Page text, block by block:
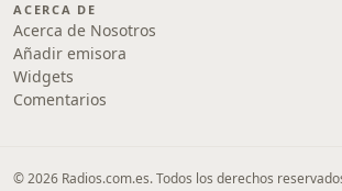
ACERCA DE
Acerca de Nosotros
Añadir emisora
Widgets
Comentarios
© 2026 Radios.com.es. Todos los derechos